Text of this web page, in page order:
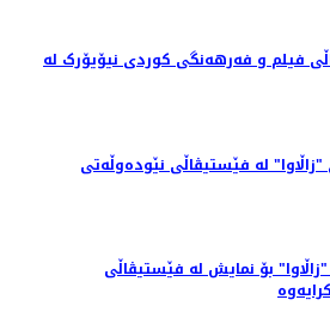
فیلم و فەرهەنگی کوردی نیۆیۆرک لە
لە فێستیڤاڵی نێودەوڵەتی
بۆ نمایش لە فێستیڤاڵی